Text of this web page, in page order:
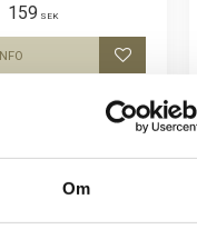
Om
159 SEK
Lägg till i